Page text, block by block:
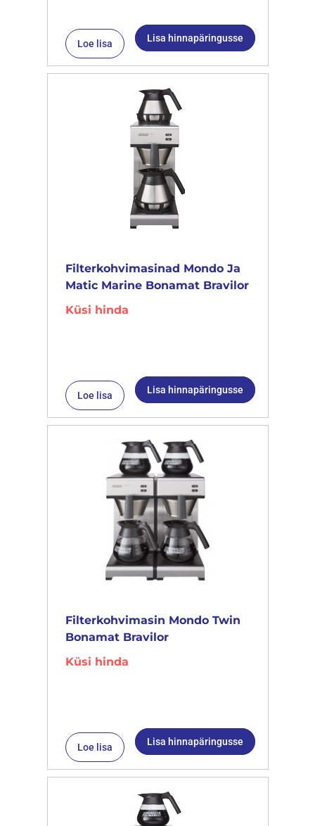
Loe lisa Lisa hinnapäringusse
Filterkohvimasinad Mondo Ja
Matic Marine Bonamat Bravilor
Küsi hinda
Loe lisa Lisa hinnapäringusse
Filterkohvimasin Mondo Twin
Bonamat Bravilor
Küsi hinda
Loe lisa Lisa hinnapäringusse